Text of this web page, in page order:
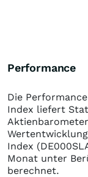
Performance
Die
Index liefert
Index
Monat unter
berechnet.